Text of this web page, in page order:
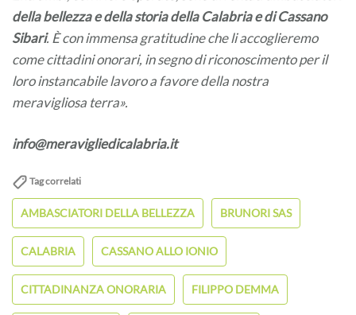
della bellezza e della storia della Calabria e di Cassano
Sibari. È con immensa gratitudine che li accoglieremo
come cittadini onorari, in segno di riconoscimento per il
loro instancabile lavoro a favore della nostra
meravigliosa terra».
info@meravigliedicalabria.it
Tag correlati
AMBASCIATORI DELLA BELLEZZA BRUNORI SAS
CALABRIA CASSANO ALLO IONIO
CITTADINANZA ONORARIA FILIPPO DEMMA